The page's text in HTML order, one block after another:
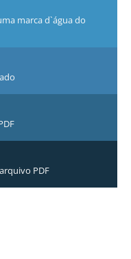
marca d`água do
PDF